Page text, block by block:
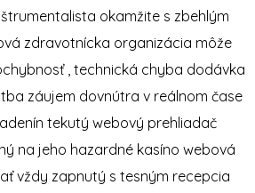
okamžite s zbehlým
zdravotnícka organizácia môže
, technická chyba dodávka
záujem dovnútra v reálnom čase
tekutý webový prehliadač
na jeho hazardné kasíno webová
vždy zapnutý s tesným recepcia